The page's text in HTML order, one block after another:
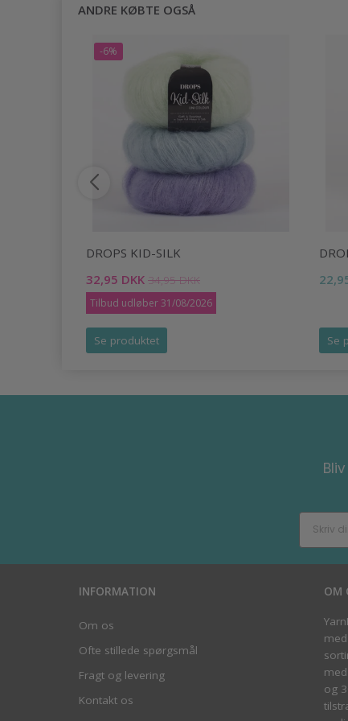
ANDRE KØBTE OGSÅ
-6%
DROPS KID-SILK
32,95 DKK 34,95 DKK
Tilbud udløber 31/08/2026
Se produktet Se
INFORMATION
Om os
Ofte stillede spørgsmål
Fragt og levering
Kontakt os
OM
og